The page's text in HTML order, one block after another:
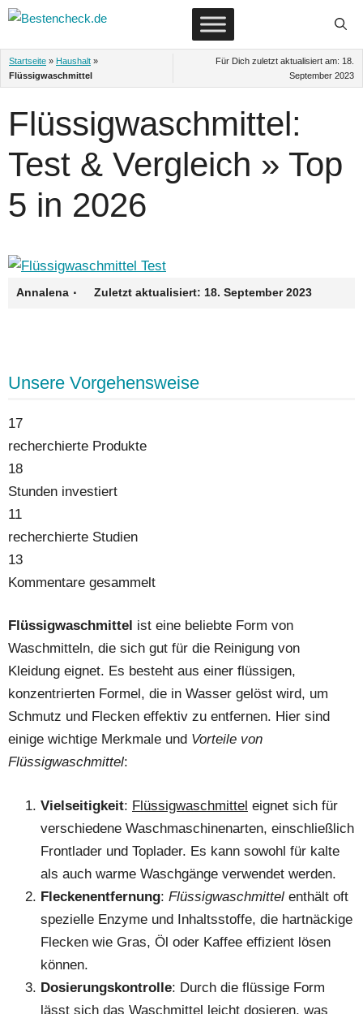
Zum
springen
Startseite » Haushalt »
Flüssigwaschmittel
Für Dich zuletzt aktualisiert am: 18.
September 2023
Flüssigwaschmittel:
Test & Vergleich » Top
5 in 2026
Annalena · Zuletzt aktualisiert: 18. September 2023
Unsere Vorgehensweise
17
recherchierte Produkte
18
Stunden investiert
11
recherchierte Studien
13
Kommentare gesammelt
Flüssigwaschmittel ist eine beliebte Form von
Waschmitteln, die sich gut für die Reinigung von
Kleidung eignet. Es besteht aus einer flüssigen,
konzentrierten Formel, die in Wasser gelöst wird, um
Schmutz und Flecken effektiv zu entfernen. Hier sind
einige wichtige Merkmale und Vorteile von
Flüssigwaschmittel:
Vielseitigkeit: Flüssigwaschmittel eignet sich für
verschiedene Waschmaschinenarten, einschließlich
Frontlader und Toplader. Es kann sowohl für kalte
als auch warme Waschgänge verwendet werden.
Fleckenentfernung: Flüssigwaschmittel enthält oft
spezielle Enzyme und Inhaltsstoffe, die hartnäckige
Flecken wie Gras, Öl oder Kaffee effizient lösen
können.
Dosierungskontrolle: Durch die flüssige Form
lässt sich das Waschmittel leicht dosieren, was